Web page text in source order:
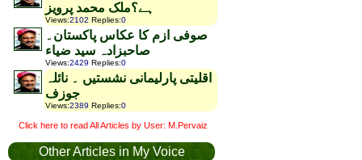
ہے؟ملک محمد پرویز
Views:2102 Replies:0
صوفی ازم کا عکاس پاکستان۔
صاحبزادہ سید ضیاء
Views:2429 Replies:0
اقلیتی پارلیمانی نشستیں ۔ نائلہ
جوزف
Views:2389 Replies:0
Click here to read All Articles by User: M.Pervaiz
Other Articles in My Voice